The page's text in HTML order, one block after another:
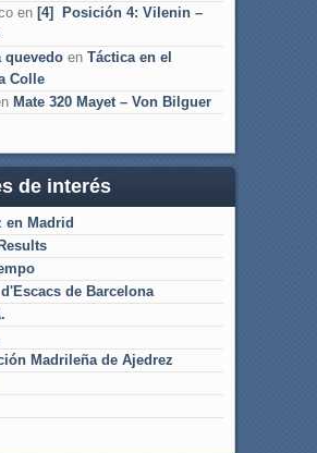
en [4] Posición 4: Vilenin –
quevedoen Táctica en el
Colle
Mate 320 Mayet – Von Bilguer
de interés
en Madrid
de Barcelona
Madrileña de Ajedrez